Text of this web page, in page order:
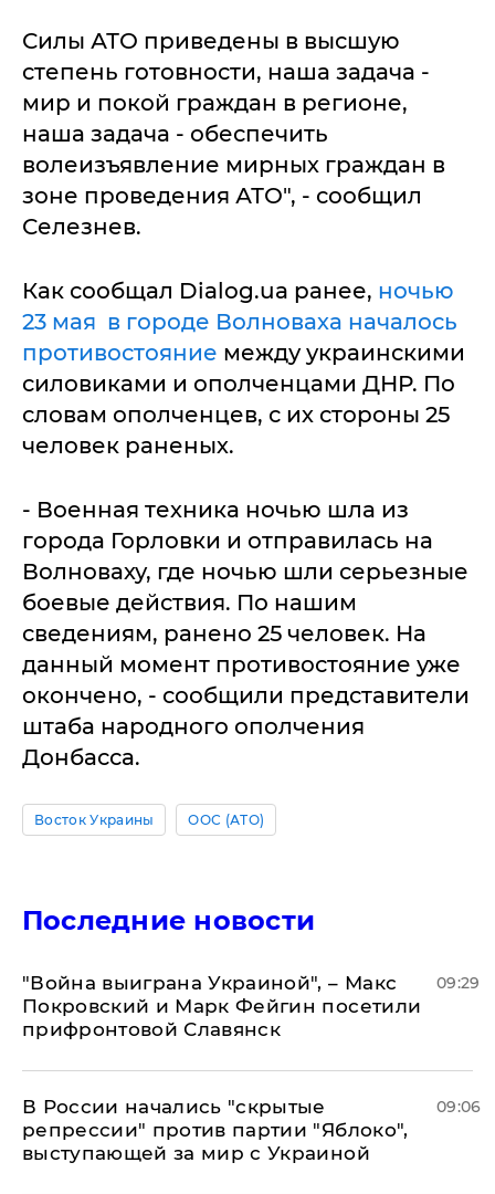
Силы АТО приведены в высшую
степень готовности, наша задача -
мир и покой граждан в регионе,
наша задача - обеспечить
волеизъявление мирных граждан в
зоне проведения АТО", - сообщил
Селезнев.
Как сообщал Dialog.ua ранее, ночью
23 мая в городе Волноваха началось
противостояние между украинскими
силовиками и ополченцами ДНР. По
словам ополченцев, с их стороны 25
человек раненых.
- Военная техника ночью шла из
города Горловки и отправилась на
Волноваху, где ночью шли серьезные
боевые действия. По нашим
сведениям, ранено 25 человек. На
данный момент противостояние уже
окончено, - сообщили представители
штаба народного ополчения
Донбасса.
Восток Украины ООС (АТО)
Последние новости
"Война выиграна Украиной", – Макс
Покровский и Марк Фейгин посетили
прифронтовой Славянск
09:29
В России начались "скрытые
репрессии" против партии "Яблоко",
выступающей за мир с Украиной
09:06